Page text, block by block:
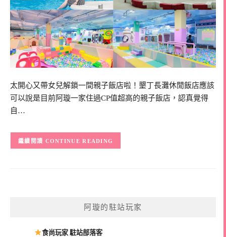
太開心又帶女兒解鎖一間親子飯店啦！墾丁長灘休閒飯店應該
可以說是目前阿璇一家住過CP值超高的親子飯店，認真覺得
自…
CONTINUE READING
阿璇的駐站玩家
食尚玩家 駐站部落客